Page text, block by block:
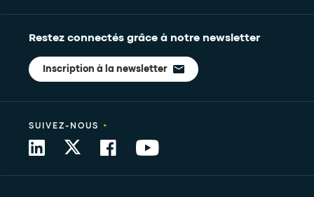
Restez connectés grâce à notre newsletter
Inscription à la newsletter
SUIVEZ-NOUS •